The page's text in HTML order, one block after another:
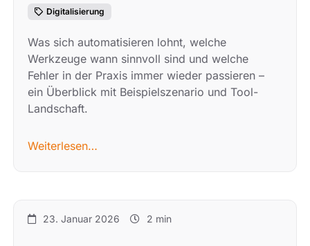
Digitalisierung
Was sich automatisieren lohnt, welche
Werkzeuge wann sinnvoll sind und welche
Fehler in der Praxis immer wieder passieren –
ein Überblick mit Beispielszenario und Tool-
Landschaft.
Weiterlesen…
23. Januar 2026 2 min